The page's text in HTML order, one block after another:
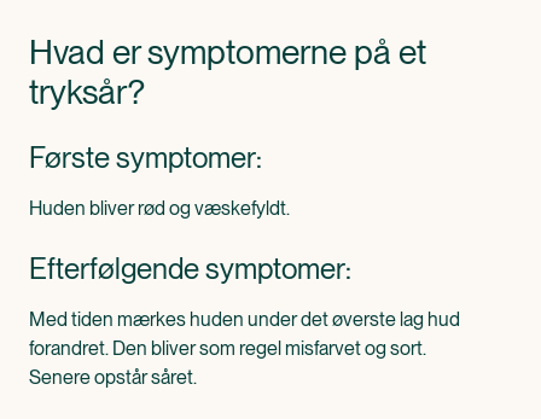
Hvad er symptomerne på et
tryksår?
Første symptomer:
Huden bliver rød og væskefyldt.
Efterfølgende symptomer:
Med tiden mærkes huden under det øverste lag hud
forandret. Den bliver som regel misfarvet og sort.
Senere opstår såret.